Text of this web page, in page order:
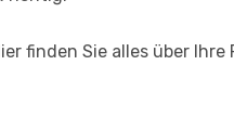
finden Sie alles über Ihre